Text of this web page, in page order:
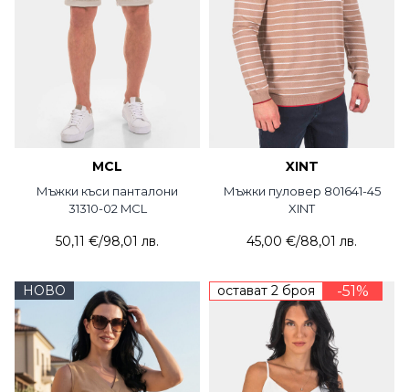
MCL
Мъжки къси панталони
31310-02 MCL
50,11 €/98,01 лв.
XINT
Мъжки пуловер 801641-45
XINT
45,00 €/88,01 лв.
НОВО остават 2 броя -51%